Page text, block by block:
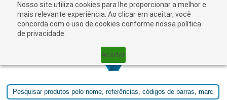
Nosso site utiliza cookies para lhe proporcionar a melhor e
mais relevante experiência. Ao clicar em aceitar, você
concorda com o uso de cookies conforme nossa política
de privacidade.
Aceitar